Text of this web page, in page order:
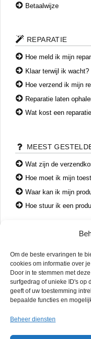
Om de beste ervaringen te
cookies om informatie over
Door in te stemmen met
surfgedrag of unieke ID's op
geeft of uw toestemming
bepaalde functies en
Beheer diensten
Betaalwijze
REPARATIE
Hoe meld ik mijn
Klaar terwijl ik wacht?
Hoe verzend ik mijn
Reparatie laten
Wat kost een
MEEST
Wat zijn de
Hoe moet ik mijn
Waar kan ik mijn
Hoe stuur ik een
+31 74 7850071
+31 683 65 60 77
Wemenstraat 26
7551 EX Hengelo